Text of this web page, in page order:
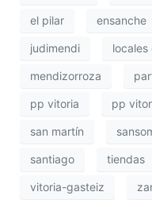
el pilar ensanche
judimendi locales
mendizorroza
pp vitoria pp
san martín
santiago tiendas
vitoria-gasteiz